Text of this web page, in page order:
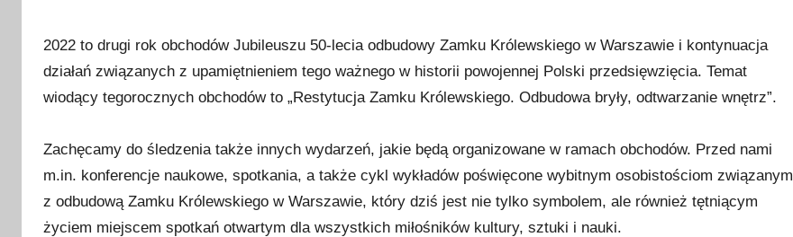
2022 to drugi rok obchodów Jubileuszu 50-lecia odbudowy Zamku Królewskiego w Warszawie i kontynuacja
działań związanych z upamiętnieniem tego ważnego w historii powojennej Polski przedsięwzięcia. Temat
wiodący tegorocznych obchodów to „Restytucja Zamku Królewskiego. Odbudowa bryły, odtwarzanie wnętrz”.
Zachęcamy do śledzenia także innych wydarzeń, jakie będą organizowane w ramach obchodów. Przed nami
m.in. konferencje naukowe, spotkania, a także cykl wykładów poświęcone wybitnym osobistościom związanym
z odbudową Zamku Królewskiego w Warszawie, który dziś jest nie tylko symbolem, ale również tętniącym
życiem miejscem spotkań otwartym dla wszystkich miłośników kultury, sztuki i nauki.